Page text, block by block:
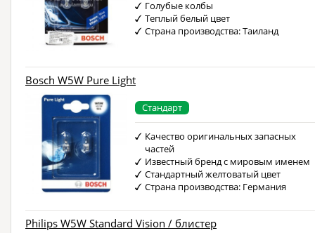
Голубые колбы
Теплый белый цвет
Страна производства: Таиланд
Bosch W5W Pure Light
Стандарт
Качество оригинальных запасных
частей
Известный бренд с мировым именем
Стандартный желтоватый цвет
Страна производства: Германия
Philips W5W Standard Vision / блистер